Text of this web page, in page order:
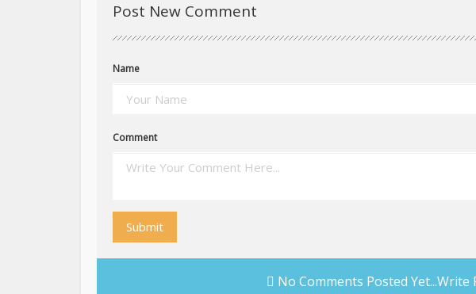
Post New Comment
Name
Comment
Submit
No Comments Posted Yet...Write